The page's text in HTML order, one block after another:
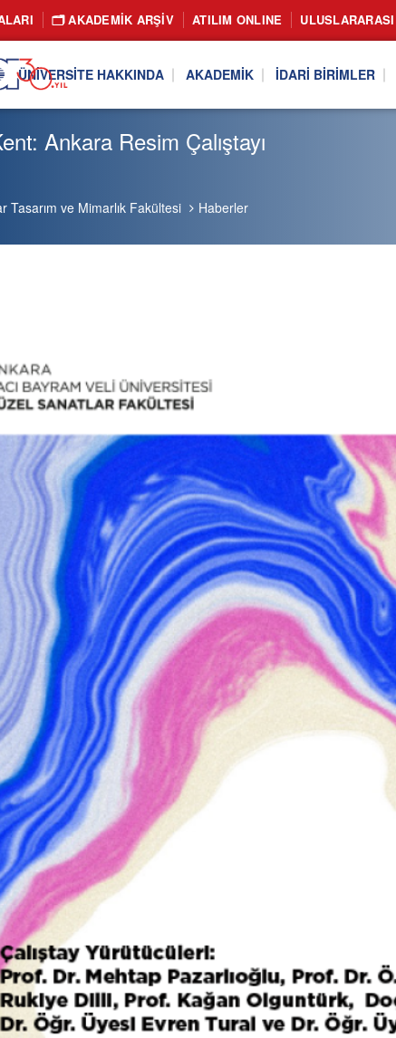
🗂️ AKADEMIK ARŞIV ATILIM ONLINE ULUSLARARASI
ÜNIVERSITE HAKKINDA AKADEMIK İDARI BIRIMLER
Ankara Resim Çalıştayı
Tasarım ve Mimarlık Fakültesi Haberler